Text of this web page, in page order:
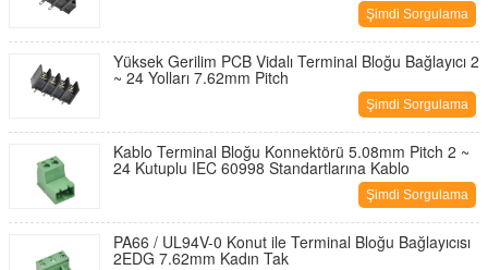
Şimdi Sorgulama
Yüksek Gerilim PCB Vidalı Terminal Bloğu Bağlayıcı 2
~ 24 Yolları 7.62mm Pitch
Şimdi Sorgulama
Kablo Terminal Bloğu Konnektörü 5.08mm Pitch 2 ~
24 Kutuplu IEC 60998 Standartlarına Kablo
Şimdi Sorgulama
PA66 / UL94V-0 Konut ile Terminal Bloğu Bağlayıcısı
2EDG 7.62mm Kadın Tak